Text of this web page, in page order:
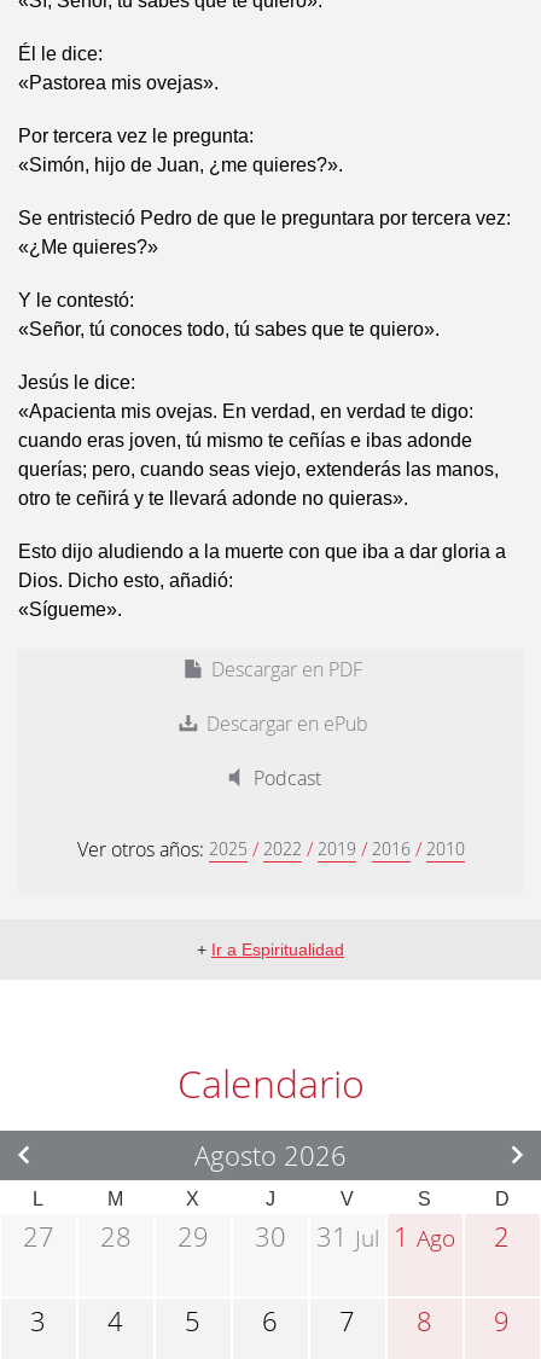
Él le dice:
«Pastorea mis ovejas».
Por tercera vez le pregunta:
«Simón, hijo de Juan, ¿me quieres?».
Se entristeció Pedro de que le preguntara por tercera vez:
«¿Me quieres?»
Y le contestó:
«Señor, tú conoces todo, tú sabes que te quiero».
Jesús le dice:
«Apacienta mis ovejas. En verdad, en verdad te digo:
cuando eras joven, tú mismo te ceñías e ibas adonde
querías; pero, cuando seas viejo, extenderás las manos,
otro te ceñirá y te llevará adonde no quieras».
Esto dijo aludiendo a la muerte con que iba a dar gloria a
Dios. Dicho esto, añadió:
«Sígueme».
Descargar en PDF
Descargar en ePub
Podcast
Ver otros años: 2025 / 2022 / 2019 / 2016 / 2010
+ Ir a Espiritualidad
Calendario
Agosto 2026
L M X J V S D
27 28 29 30 31 Jul 1Ago 2
3 4 5 6 7 8 9